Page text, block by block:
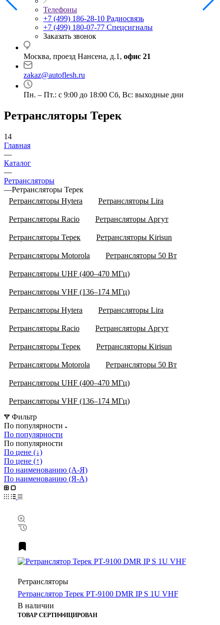
Телефоны
+7 (499) 186-28-10 Радиосвязь
+7 (499) 180-07-77 Спецсигналы
Заказать звонок
Москва, проезд Нансена, д.1, офис 21
zakaz@autoflesh.ru
Пн. – Пт.: с 9:00 до 18:00 Cб, Вс: выходные дни
Ретрансляторы Терек
14
Главная
—
Каталог
—
Ретрансляторы
—Ретрансляторы Терек
Ретрансляторы Hytera
Ретрансляторы Lira
Ретрансляторы Racio Ретрансляторы Аргут
Ретрансляторы Терек Ретрансляторы Kirisun
Ретрансляторы Motorola Ретрансляторы 50 Вт
Ретрансляторы UHF (400–470 МГц)
Ретрансляторы VHF (136–174 МГц)
Ретрансляторы Hytera Ретрансляторы Lira
Ретрансляторы Racio Ретрансляторы Аргут
Ретрансляторы Терек Ретрансляторы Kirisun
Ретрансляторы Motorola Ретрансляторы 50 Вт
Ретрансляторы UHF (400–470 МГц)
Ретрансляторы VHF (136–174 МГц)
Фильтр
По популярности
По популярности
По популярности
По цене (↓)
По цене (↑)
По наименованию (А-Я)
По наименованию (Я-А)
Ретрансляторы
Ретранслятор Терек РТ-9100 DMR IP S 1U VHF
В наличии
ТОВАР СЕРТИФИЦИРОВАН